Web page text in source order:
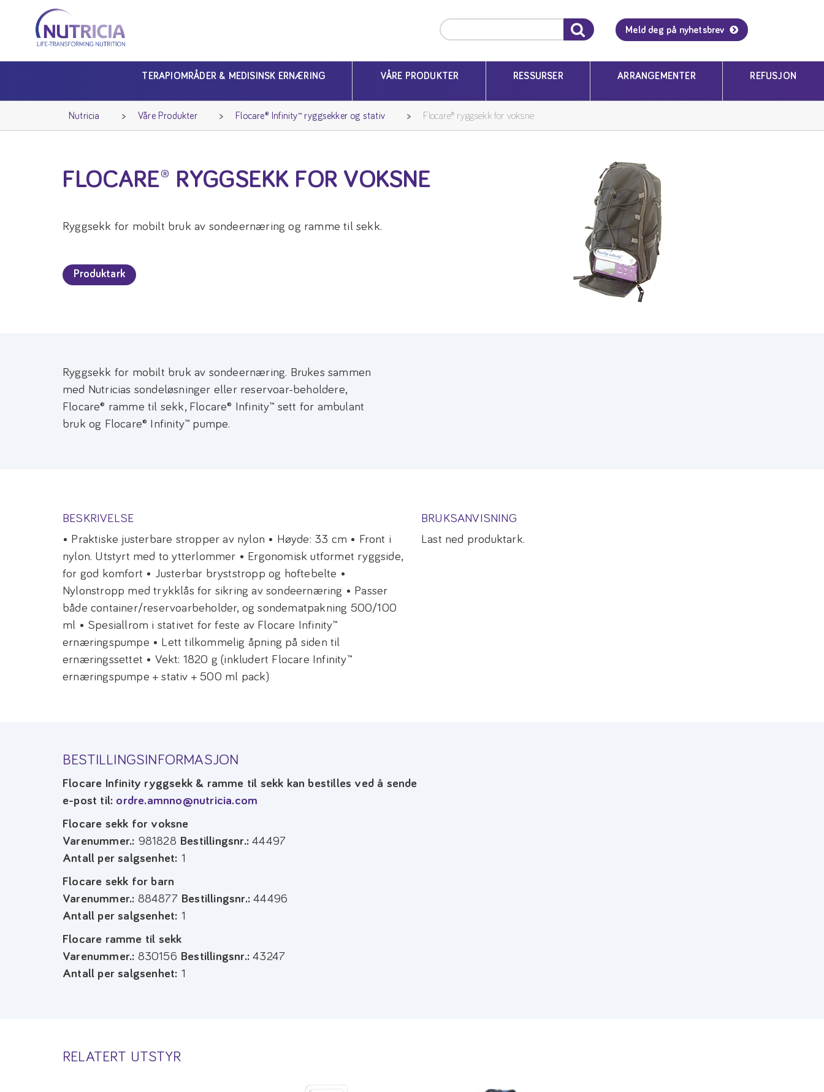
Nutricia
Nutricia
Meld deg på nyhetsbrev
TERAPIOMRÅDER & MEDISINSK ERNÆRING VÅRE PRODUKTER RESSURSER ARRANGEMENTER REFUSJON
Nutricia Våre Produkter Flocare® Infinity™ ryggsekker og stativ Flocare® ryggsekk for voksne
FLOCARE® RYGGSEKK FOR VOKSNE
Ryggsekk for mobilt bruk av sondeernæring og ramme til sekk.
Produktark
Ryggsekk for mobilt bruk av sondeernæring. Brukes sammen
med Nutricias sondeløsninger eller reservoar-beholdere,
Flocare® ramme til sekk, Flocare® Infinity™ sett for ambulant
bruk og Flocare® Infinity™ pumpe.
BESKRIVELSE
• Praktiske justerbare stropper av nylon • Høyde: 33 cm • Front i
nylon. Utstyrt med to ytterlommer • Ergonomisk utformet ryggside,
for god komfort • Justerbar bryststropp og hoftebelte •
Nylonstropp med trykklås for sikring av sondeernæring • Passer
både container/reservoarbeholder, og sondematpakning 500/100
ml • Spesiallrom i stativet for feste av Flocare Infinity™
ernæringspumpe • Lett tilkommelig åpning på siden til
ernæringssettet • Vekt: 1820 g (inkludert Flocare Infinity™
ernæringspumpe + stativ + 500 ml pack)
BRUKSANVISNING
Last ned produktark.
BESTILLINGSINFORMASJON
Flocare Infinity ryggsekk & ramme til sekk kan bestilles ved å sende
e-post til: ordre.amnno@nutricia.com
Flocare sekk for voksne
Varenummer.: 981828 Bestillingsnr.:44497
Antall per salgsenhet: 1
Flocare sekk for barn
Varenummer.: 884877 Bestillingsnr.:44496
Antall per salgsenhet: 1
Flocare ramme til sekk
Varenummer.: 830156 Bestillingsnr.:43247
Antall per salgsenhet: 1
RELATERT UTSTYR